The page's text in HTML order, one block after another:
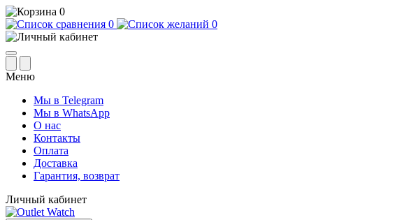
0
0
0
Меню
Мы в Telegram
Мы в WhatsApp
О нас
Контакты
Оплата
Доставка
Гарантия, возврат
Личный кабинет